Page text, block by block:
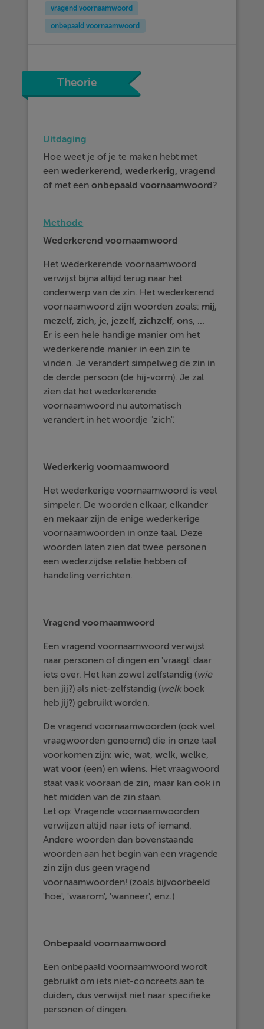
vragend voornaamwoord
onbepaald voornaamwoord
Theorie
Uitdaging
Hoe weet je of je te maken hebt met
eenwederkerend, wederkerig, vragend
of met eenonbepaald voornaamwoord?
Methode
Wederkerend voornaamwoord
Het wederkerende voornaamwoord
verwijst bijna altijd terug naar het
onderwerp van de zin. Het wederkerend
voornaamwoord zijn woorden zoals: mij,
mezelf, zich, je, jezelf, zichzelf, ons, ...
Er is een hele handige manier om het
wederkerende manier in een zin te
vinden. Je verandert simpelweg de zin in
de derde persoon (de hij-vorm). Je zal
zien dat het wederkerende
voornaamwoord nu automatisch
verandert in het woordje "zich".
Wederkerig voornaamwoord
Het wederkerige voornaamwoord is veel
simpeler. De woordenelkaar, elkander
en mekaar zijn de enige wederkerige
voornaamwoorden in onze taal. Deze
woorden laten zien dat twee personen
een wederzijdse relatie hebben of
handeling verrichten.
Vragend voornaamwoord
Een vragend voornaamwoord verwijst
naar personen of dingen en 'vraagt' daar
iets over. Het kan zowel zelfstandig (wie
ben jij?) als niet-zelfstandig (welk boek
heb jij?) gebruikt worden.
De vragend voornaamwoorden (ook wel
vraagwoorden genoemd) die in onze taal
voorkomen zijn:wie,wat,welk,welke,
wat voor (een) enwiens. Het vraagwoord
staat vaak vooraan de zin, maar kan ook in
het midden van de zin staan.
Let op: Vragende voornaamwoorden
verwijzen altijd naar iets of iemand.
Andere woorden dan bovenstaande
woorden aan het begin van een vragende
zin zijn dus geen vragend
voornaamwoorden! (zoals bijvoorbeeld
'hoe', 'waarom', 'wanneer', enz.)
Onbepaald voornaamwoord
Een onbepaald voornaamwoord wordt
gebruikt om iets niet-concreets aan te
duiden, dus verwijst niet naar specifieke
personen of dingen.